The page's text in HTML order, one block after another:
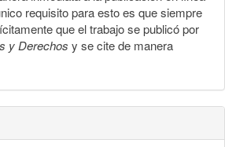
requisito para esto es que siempre
que el trabajo se publicó por
y Derechos y se cite de manera